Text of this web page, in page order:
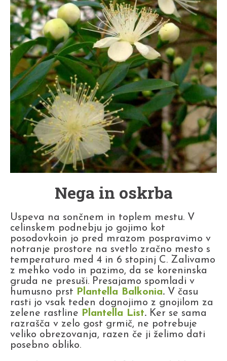
Nega in oskrba
Uspeva na sončnem in toplem mestu. V
celinskem podnebju jo gojimo kot
posodovkoin jo pred mrazom pospravimo v
notranje prostore na svetlo zračno mesto s
temperaturo med 4 in 6 stopinj C. Zalivamo
z mehko vodo in pazimo, da se koreninska
gruda ne presuši. Presajamo spomladi v
humusno prst Plantella Balkonia. V času
rasti jo vsak teden dognojimo z gnojilom za
zelene rastline Plantella List. Ker se sama
razrašča v zelo gost grmič, ne potrebuje
veliko obrezovanja, razen če ji želimo dati
posebno obliko.